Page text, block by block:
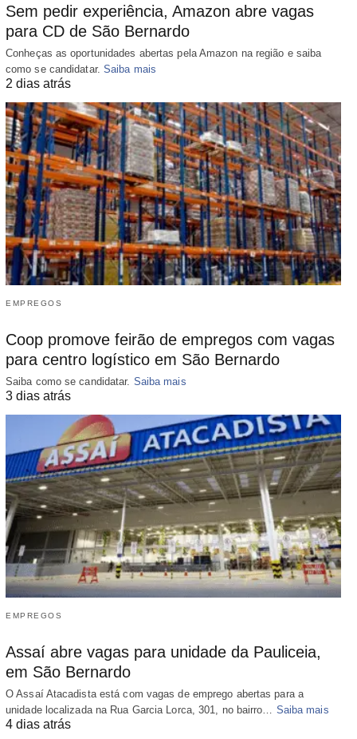
Sem pedir experiência, Amazon abre vagas
para CD de São Bernardo
Conheças as oportunidades abertas pela Amazon na região e saiba
como se candidatar. Saiba mais
2 dias atrás
EMPREGOS
Coop promove feirão de empregos com vagas
para centro logístico em São Bernardo
Saiba como se candidatar. Saiba mais
3 dias atrás
EMPREGOS
Assaí abre vagas para unidade da Pauliceia,
em São Bernardo
O Assaí Atacadista está com vagas de emprego abertas para a
unidade localizada na Rua Garcia Lorca, 301, no bairro… Saiba mais
4 dias atrás